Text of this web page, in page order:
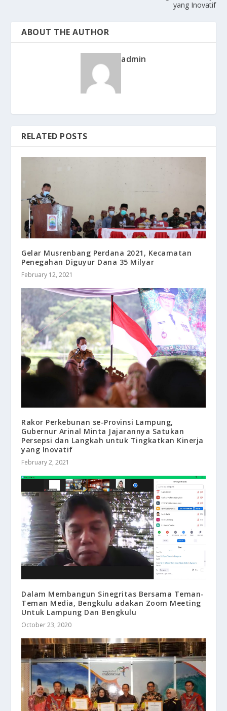
yang Inovatif
ABOUT THE AUTHOR
admin
RELATED POSTS
Gelar Musrenbang Perdana 2021, Kecamatan
Penegahan Diguyur Dana 35 Milyar
February 12, 2021
Rakor Perkebunan se-Provinsi Lampung,
Gubernur Arinal Minta Jajarannya Satukan
Persepsi dan Langkah untuk Tingkatkan Kinerja
yang Inovatif
February 2, 2021
Dalam Membangun Sinegritas Bersama Teman-
Teman Media, Bengkulu adakan Zoom Meeting
Untuk Lampung Dan Bengkulu
October 23, 2020